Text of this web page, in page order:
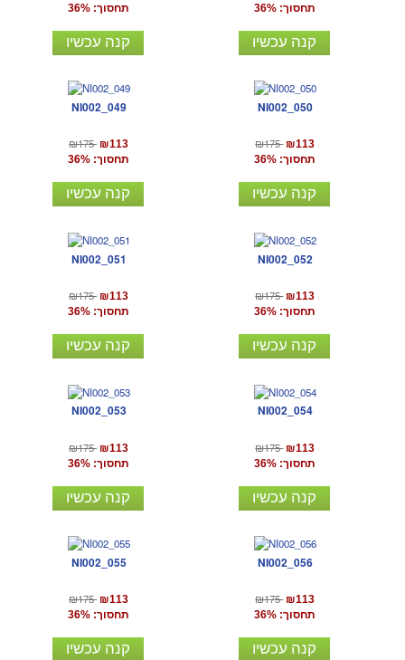
תחסוך: 36%
קנה עכשיו
תחסוך: 36%
קנה עכשיו
NI002_049
₪175 ₪113
תחסוך: 36%
קנה עכשיו
NI002_050
₪175 ₪113
תחסוך: 36%
קנה עכשיו
NI002_051
₪175 ₪113
תחסוך: 36%
קנה עכשיו
NI002_052
₪175 ₪113
תחסוך: 36%
קנה עכשיו
NI002_053
₪175 ₪113
תחסוך: 36%
קנה עכשיו
NI002_054
₪175 ₪113
תחסוך: 36%
קנה עכשיו
NI002_055
₪175 ₪113
תחסוך: 36%
קנה עכשיו
NI002_056
₪175 ₪113
תחסוך: 36%
קנה עכשיו